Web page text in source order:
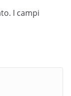
I campi